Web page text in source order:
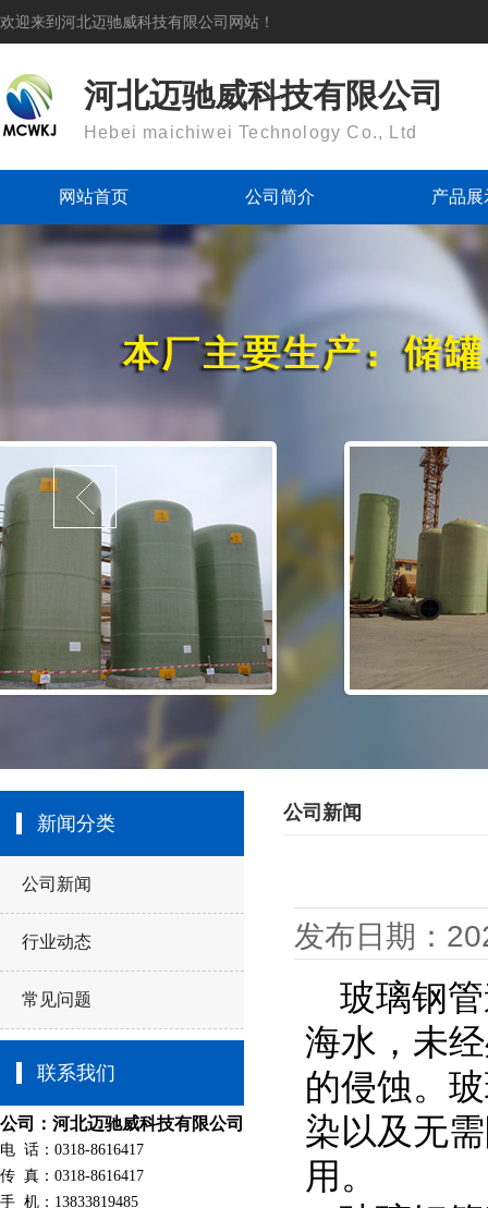
欢迎来到河北迈驰威科技有限公司网站！
河北迈驰威科技有限公司
Hebei maichiwei Technology Co., Ltd
网站首页 公司简介 产品展
储罐
格栅
管件
板
喷淋
塔器
烟囱、烟
新闻分类
公司新闻
行业动态
常见问题
联系我们
公司：河北迈驰威科技有限公司
电 话：0318-8616417
传 真：0318-8616417
手 机：13833819485
公司新闻
发布日期：
玻璃钢管
海水，未
的侵蚀。
染以及无
用。